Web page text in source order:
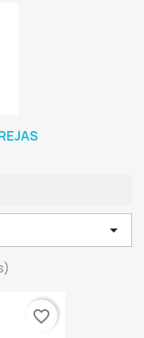

favorite_border